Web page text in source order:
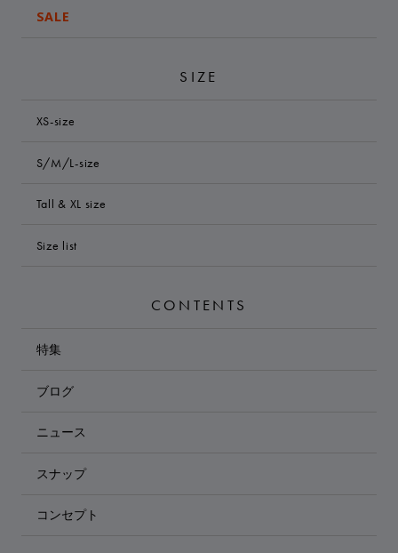
SALE
SIZE
XS-size
S/M/L-size
Tall & XL size
Size list
CONTENTS
特集
ブログ
ニュース
スナップ
コンセプト